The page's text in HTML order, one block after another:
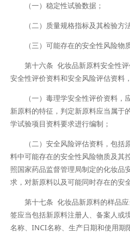
（一）稳定性试验数据；
（二）质量规格指标及其检验方
（三）可能存在的安全性风险物
第十六条 化妆品新原料安全性
安全性评价资料和安全风险评估资料
（一）毒理学安全性评价资料
新原料的特征，判定新原料应当属于
学试验项目资料要求进行编制；
（二）安全风险评估资料，包
料中可能存在的安全性风险物质及其
照国家药品监督管理局制定的化妆品
求，对新原料以及可能同时存在的安
第十七条 化妆品新原料的样品
签应当包括新原料注册人、备案人或
名称、INCI名称、生产日期和使用期